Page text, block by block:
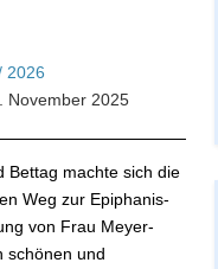
2026
November 2025
Bettag machte sich die
Weg zur Epiphanis-
von Frau Meyer-
schönen und